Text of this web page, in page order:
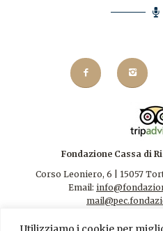
Fondazione Cassa di
Corso Leoniero, 6 | 15057
Email: